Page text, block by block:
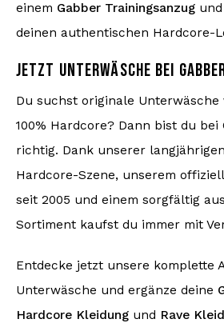
einem Gabber Trainingsanzug
deinen authentischen Hardcore-
JETZT UNTERWÄSCHE BEI
Du suchst originale Unterwäsche
100% Hardcore? Dann bist du bei
richtig. Dank unserer
Hardcore-Szene, unserem
seit 2005 und einem sorgfältig
Sortiment kaufst du immer mit
Entdecke jetzt unsere komplette
Unterwäsche und ergänze deine
Hardcore Kleidung und Rave